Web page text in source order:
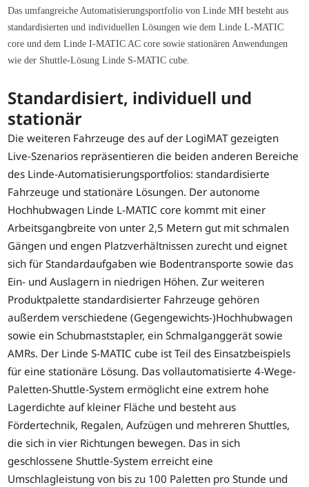
Das umfangreiche Automatisierungsportfolio von Linde MH besteht aus
standardisierten und individuellen Lösungen wie dem Linde L-MATIC
core und dem Linde I-MATIC AC core sowie stationären Anwendungen
wie der Shuttle-Lösung Linde S-MATIC cube.
Standardisiert, individuell und
stationär
Die weiteren Fahrzeuge des auf der LogiMAT gezeigten
Live-Szenarios repräsentieren die beiden anderen Bereiche
des Linde-Automatisierungsportfolios: standardisierte
Fahrzeuge und stationäre Lösungen. Der autonome
Hochhubwagen Linde L-MATIC core kommt mit einer
Arbeitsgangbreite von unter 2,5 Metern gut mit schmalen
Gängen und engen Platzverhältnissen zurecht und eignet
sich für Standardaufgaben wie Bodentransporte sowie das
Ein- und Auslagern in niedrigen Höhen. Zur weiteren
Produktpalette standardisierter Fahrzeuge gehören
außerdem verschiedene (Gegengewichts-)Hochhubwagen
sowie ein Schubmaststapler, ein Schmalganggerät sowie
AMRs. Der Linde S-MATIC cube ist Teil des Einsatzbeispiels
für eine stationäre Lösung. Das vollautomatisierte 4-Wege-
Paletten-Shuttle-System ermöglicht eine extrem hohe
Lagerdichte auf kleiner Fläche und besteht aus
Fördertechnik, Regalen, Aufzügen und mehreren Shuttles,
die sich in vier Richtungen bewegen. Das in sich
geschlossene Shuttle-System erreicht eine
Umschlagleistung von bis zu 100 Paletten pro Stunde und